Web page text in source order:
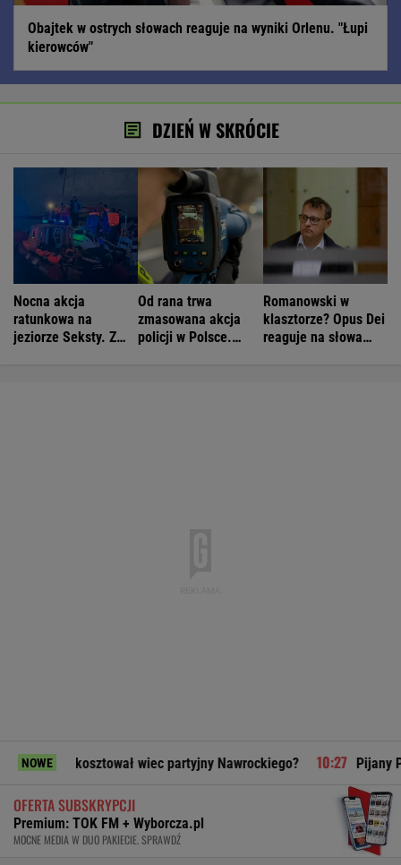
Obajtek w ostrych słowach reaguje na wyniki Orlenu. "Łupi
kierowców"
DZIEŃ W SKRÓCIE
Nocna akcja
ratunkowa na
jeziorze Seksty. Z
Od rana trwa
zmasowana akcja
policji w Polsce.
Romanowski w
klasztorze? Opus Dei
reaguje na słowa
NOWE wiec partyjny Nawrockiego? Pijany Polak
OFERTA SUBSKRYPCJI
Premium: TOK FM + Wyborcza.pl
MOCNE MEDIA W DUO PAKIECIE. SPRAWDŹ